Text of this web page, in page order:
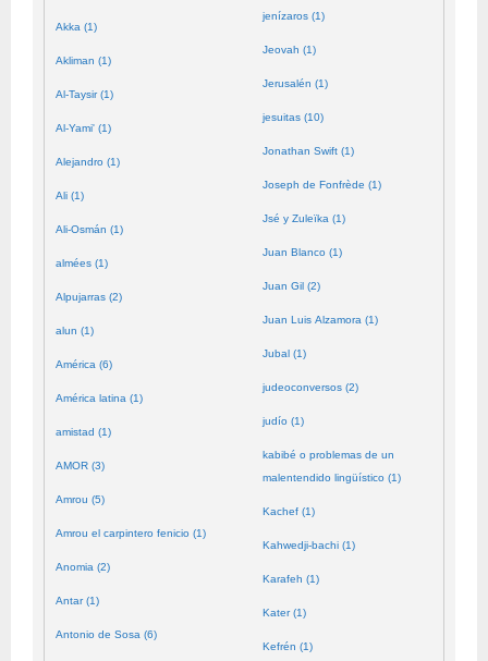
Akka (1)
Akliman (1)
Al-Taysir (1)
Al-Yami' (1)
Alejandro (1)
Ali (1)
Ali-Osmán (1)
almées (1)
Alpujarras (2)
alun (1)
América (6)
América latina (1)
amistad (1)
AMOR (3)
Amrou (5)
Amrou el carpintero fenicio (1)
Anomia (2)
Antar (1)
Antonio de Sosa (6)
jenízaros (1)
Jeovah (1)
Jerusalén (1)
jesuitas (10)
Jonathan Swift (1)
Joseph de Fonfrède (1)
Jsé y Zuleïka (1)
Juan Blanco (1)
Juan Gil (2)
Juan Luis Alzamora (1)
Jubal (1)
judeoconversos (2)
judío (1)
kabibé o problemas de un
malentendido lingüístico (1)
Kachef (1)
Kahwedji-bachi (1)
Karafeh (1)
Kater (1)
Kefrén (1)